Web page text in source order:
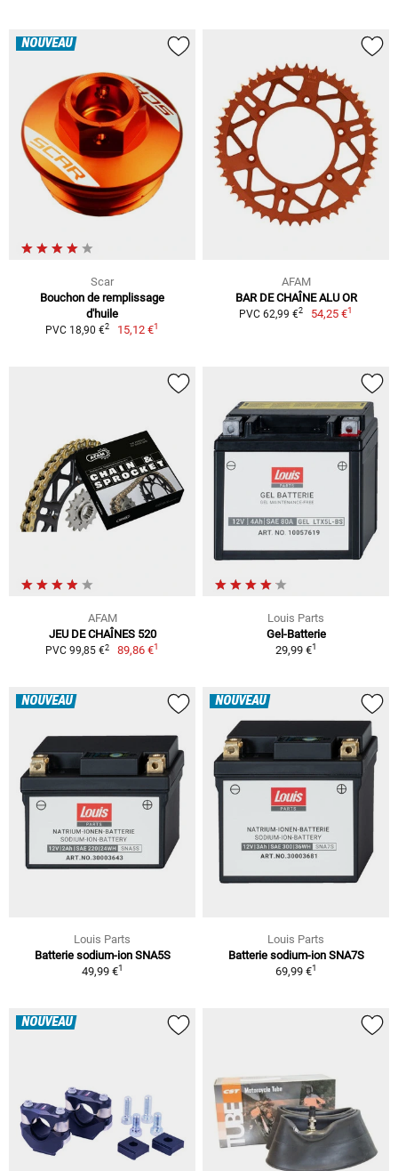
NOUVEAU
Scar
Bouchon de remplissage
d'huile
PVC 18,90 €2 15,12 €1
AFAM
BAR DE CHAÎNE ALU OR
PVC 62,99 €2 54,25 €1
AFAM
JEU DE CHAÎNES 520
PVC 99,85 €2 89,86 €1
Louis Parts
Gel-Batterie
29,99 €1
NOUVEAU
Louis Parts
Batterie sodium-ion SNA5S
49,99 €1
NOUVEAU
Louis Parts
Batterie sodium-ion SNA7S
69,99 €1
NOUVEAU